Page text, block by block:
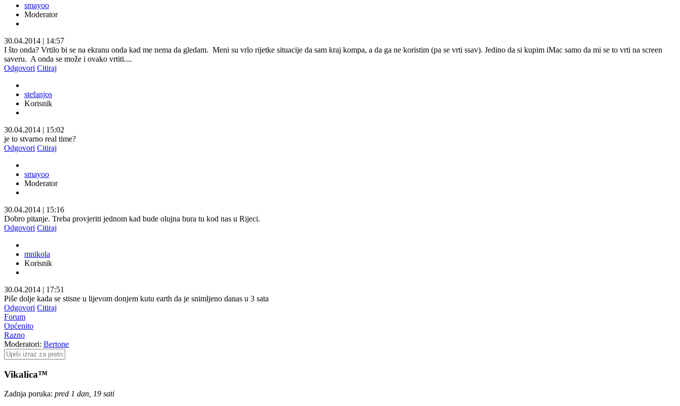
smayoo
Moderator
30.04.2014 | 14:57
I što onda? Vrtilo bi se na ekranu onda kad me nema da gledam. Meni su vrlo rijetke situacije da sam kraj kompa, a da ga ne koristim (pa se vrti ssav). Jedino da si kupim iMac samo da mi se to vrti na screen
saveru. A onda se može i ovako vrtiti....
Odgovori Citiraj
stefanjos
Korisnik
30.04.2014 | 15:02
je to stvarno real time?
Odgovori Citiraj
smayoo
Moderator
30.04.2014 | 15:16
Dobro pitanje. Treba provjeriti jednom kad bude olujna bura tu kod nas u Rijeci.
Odgovori Citiraj
mnikola
Korisnik
30.04.2014 | 17:51
Piše dolje kada se stisne u lijevom donjem kutu earth da je snimljeno danas u 3 sata
Odgovori Citiraj
Forum
Općenito
Razno
Moderatori: Bertone
Vikalica™
Zadnja poruka: pred 1 dan, 19 sati